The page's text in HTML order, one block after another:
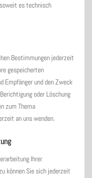
es technisch
Bestimmungen jederzeit
gespeicherten
Empfänger und den Zweck
oder Löschung
zum Thema
an uns wenden.
Ihrer
können Sie sich jederzeit